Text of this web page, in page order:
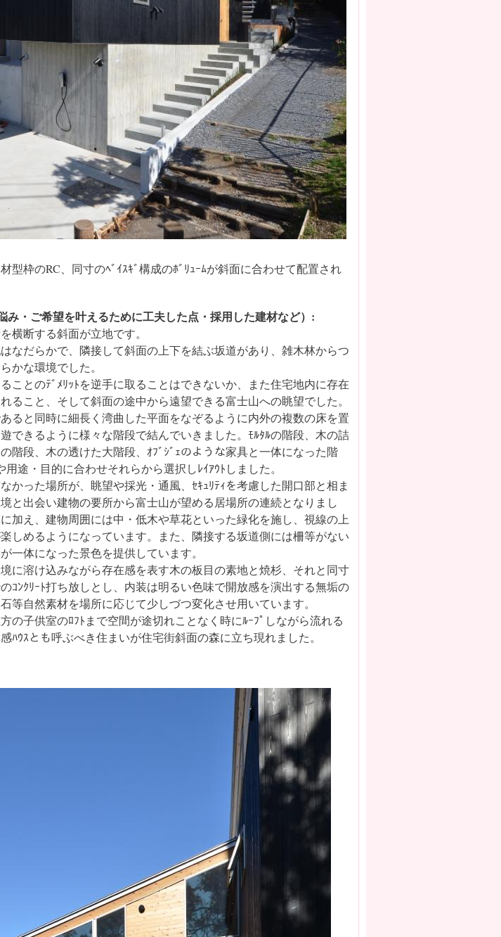
型枠のRC、同寸のﾍﾞｲｽｷﾞ構成のﾎﾞﾘｭｰﾑが斜面に合わせて配置され
み・ご希望を叶えるために工夫した点・採用した建材など）:
横断する斜面が立地です。
なだらかで、隣接して斜面の上下を結ぶ坂道があり、雑木林からつ
かな環境でした。
ことのﾃﾞﾒﾘｯﾄを逆手に取ることはできないか、また住宅地内に存在
ること、そして斜面の途中から遠望できる富士山への眺望でした。
ると同時に細長く湾曲した平面をなぞるように内外の複数の床を置
できるように様々な階段で結んでいきました。ﾓﾙﾀﾙの階段、木の詰
階段、木の透けた大階段、ｵﾌﾞｼﾞｪのような家具と一体になった階
途・目的に合わせそれらから選択しﾚｲｱｳﾄしました。
かった場所が、眺望や採光・通風、ｾｷｭﾘﾃｨを考慮した開口部と相ま
と出会い建物の要所から富士山が望める居場所の連続となりまし
加え、建物周囲には中・低木や草花といった緑化を施し、視線の上
しめるようになっています。また、隣接する坂道側には柵等がない
一体になった景色を提供しています。
に溶け込みながら存在感を表す木の板目の素地と焼杉、それと同寸
ｺﾝｸﾘｰﾄ打ち放しとし、内装は明るい色味で開放感を演出する無垢の
等自然素材を場所に応じて少しづつ変化させ用いています。
の子供室のﾛﾌﾄまで空間が途切れことなく時にﾙｰﾌﾟしながら流れる
ﾊｳｽとも呼ぶべき住まいが住宅街斜面の森に立ち現れました。